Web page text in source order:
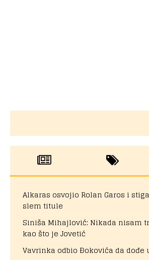
Alkaras osvojio Rolan Garos i
slem titule
Siniša Mihajlović: Nikada nisam
kao što je Jovetić
Vavrinka odbio Đokovića da dođe